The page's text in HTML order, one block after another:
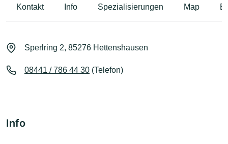
Kontakt Info Spezialisierungen Map
Sperlring 2, 85276 Hettenshausen
08441 / 786 44 30 (Telefon)
Info